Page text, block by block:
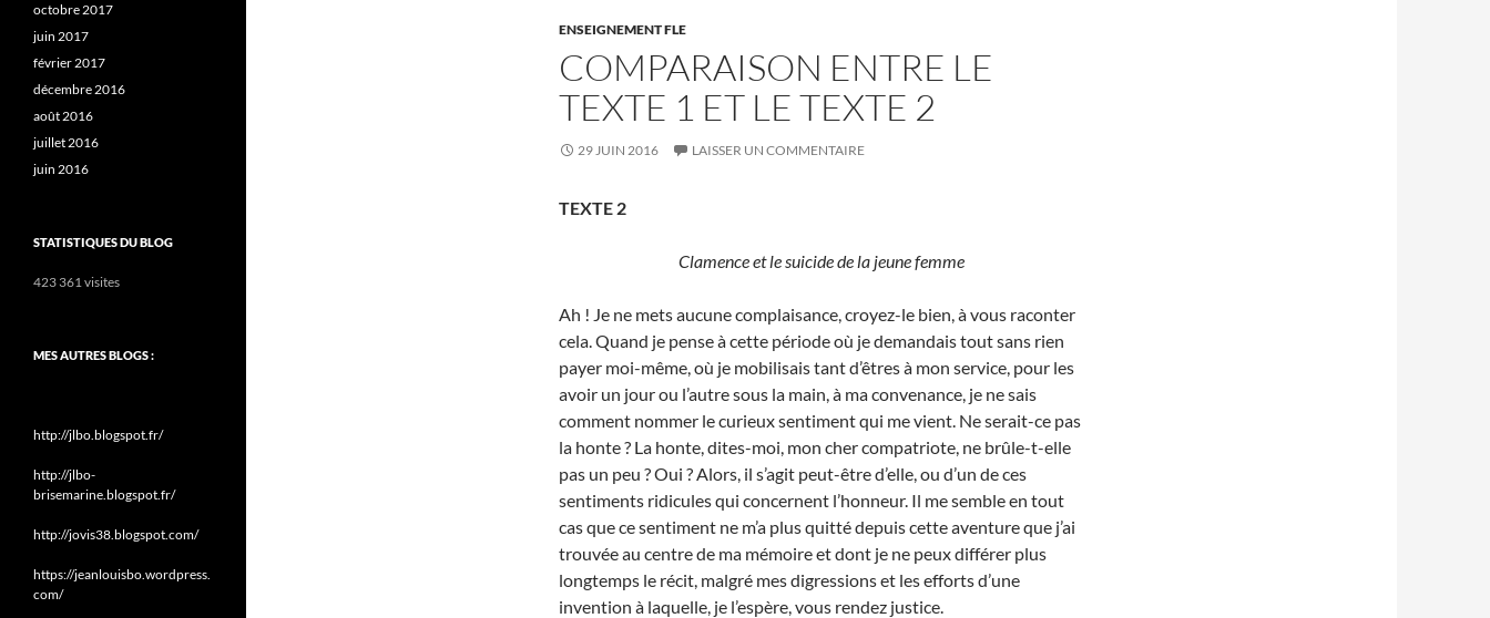
ENSEIGNEMENT FLE
COMPARAISON ENTRE LE
TEXTE 1 ET LE TEXTE 2
29 JUIN 2016 LAISSER UN COMMENTAIRE
TEXTE 2
Clamence et le suicide de la jeune femme
Ah ! Je ne mets aucune complaisance, croyez-le bien, à vous raconter
cela. Quand je pense à cette période où je demandais tout sans rien
payer moi-même, où je mobilisais tant d’êtres à mon service, pour les
avoir un jour ou l’autre sous la main, à ma convenance, je ne sais
comment nommer le curieux sentiment qui me vient. Ne serait-ce pas
la honte ? La honte, dites-moi, mon cher compatriote, ne brûle-t-elle
pas un peu ? Oui ? Alors, il s’agit peut-être d’elle, ou d’un de ces
sentiments ridicules qui concernent l’honneur. Il me semble en tout
cas que ce sentiment ne m’a plus quitté depuis cette aventure que j’ai
trouvée au centre de ma mémoire et dont je ne peux différer plus
longtemps le récit, malgré mes digressions et les efforts d’une
invention à laquelle, je l’espère, vous rendez justice.
octobre 2017
juin 2017
février 2017
décembre 2016
août 2016
juillet 2016
juin 2016
STATISTIQUES DU BLOG
423 361 visites
MES AUTRES BLOGS :
http://jlbo.blogspot.fr/
http://jlbo-
brisemarine.blogspot.fr/
http://jovis38.blogspot.com/
https://jeanlouisbo.wordpress.
com/